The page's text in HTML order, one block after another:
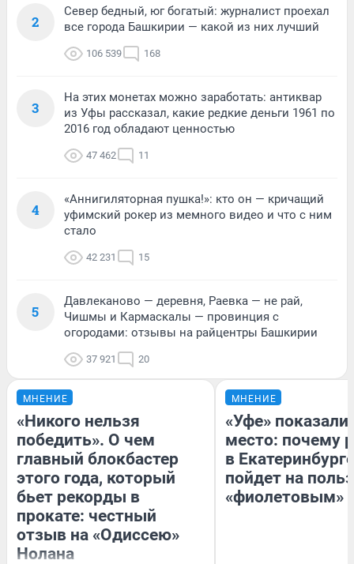
2
Север бедный, юг богатый: журналист проехал
все города Башкирии — какой из них лучший
106 539 168
3
На этих монетах можно заработать: антиквар
из Уфы рассказал, какие редкие деньги 1961 по
2016 год обладают ценностью
47 462 11
4
«Аннигиляторная пушка!»: кто он — кричащий
уфимский рокер из мемного видео и что с ним
стало
42 231 15
5
Давлеканово — деревня, Раевка — не рай,
Чишмы и Кармаскалы — провинция с
огородами: отзывы на райцентры Башкирии
37 921 20
МНЕНИЕ
«Никого нельзя
победить». О чем
главный блокбастер
этого года, который
бьет рекорды в
прокате: честный
отзыв на «Одиссею»
Нолана
МНЕНИЕ
«Уфе» показали
место: почему
в Екатеринбурге
пойдет на
«фиолетовым»